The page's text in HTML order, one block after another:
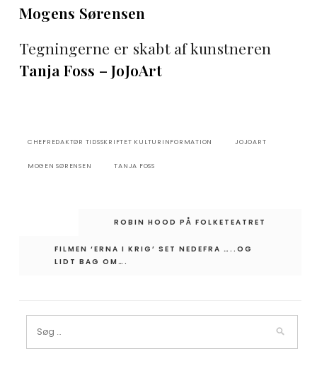
Mogens Sørensen
Tegningerne er skabt af kunstneren
Tanja Foss – JoJoArt
CHEFREDAKTØR TIDSSKRIFTET KULTURINFORMATION JOJOART
MOGEN SØRENSEN TANJA FOSS
IndlægsnavigationROBIN HOOD PÅ FOLKETEATRET
FILMEN ‘ERNA I KRIG’ SET NEDEFRA …..OG
LIDT BAG OM….